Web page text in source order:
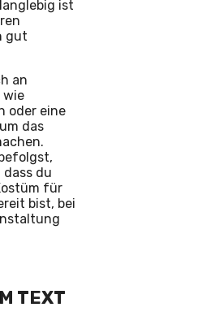
ist
gut
an
wie
oder eine
das
du
für
bist, bei
TEXT